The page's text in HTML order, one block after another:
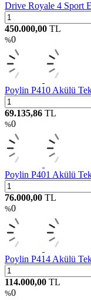
Drive Royale 4 Sport
450.000,00 TL
%0
Poylin P410 Akülü
69.135,86 TL
%0
Poylin P401 Akülü
76.000,00 TL
%0
Poylin P414 Akülü
114.000,00 TL
%0